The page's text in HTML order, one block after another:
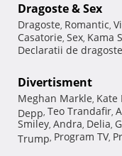
Dragoste & Sex
Dragoste, Romantic,
Casatorie, Sex, Kama
Declaratii de dragoste
Divertisment
Meghan Markle, Kate
Depp, Teo Trandafir,
Smiley, Andra, Delia,
Trump, Program TV,